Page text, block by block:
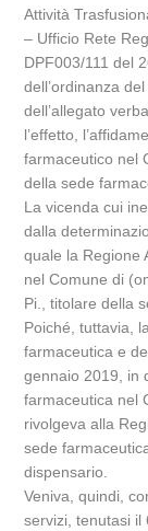
Attività
– Ufficio Rete
DPF003/111 del
dell’ordinanza
dell’allegato
l’effetto,
farmaceutico nel
della sede
La vicenda cui
dalla
quale la Regione
nel Comune di
Pi., titolare della
Poiché, tuttavia,
farmaceutica e
gennaio 2019, in
farmaceutica nel
rivolgeva alla
sede
dispensario.
Veniva, quindi,
servizi, tenutasi il